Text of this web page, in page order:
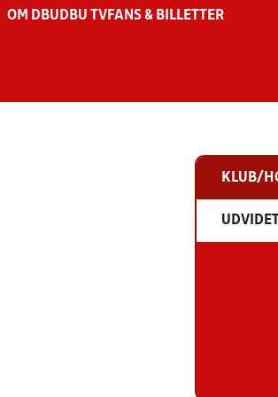
OM DBU DBU TV FANS & BILLETTER
KLUB/